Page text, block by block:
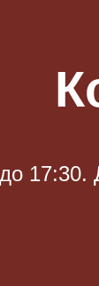
17:30.